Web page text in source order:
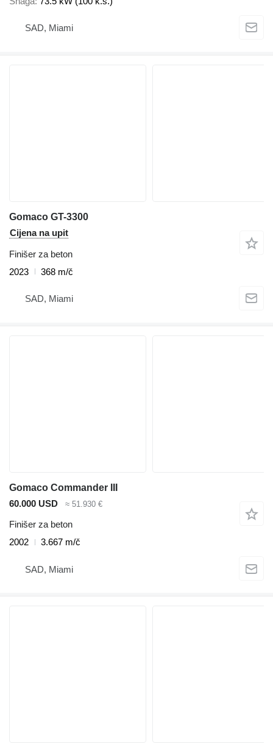
SAD, Miami
Gomaco GT-3300
Cijena na upit
Finišer za beton
2023
368 m/č
SAD, Miami
Gomaco Commander III
60.000 USD
≈ 51.930 €
Finišer za beton
2002
3.667 m/č
SAD, Miami